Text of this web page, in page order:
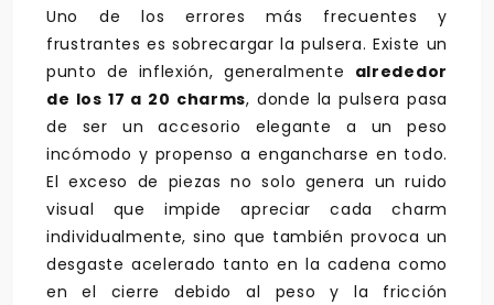
Uno de los errores más frecuentes y
frustrantes es sobrecargar la pulsera. Existe un
punto de inflexión, generalmente alrededor
de los 17 a 20 charms, donde la pulsera pasa
de ser un accesorio elegante a un peso
incómodo y propenso a engancharse en todo.
El exceso de piezas no solo genera un ruido
visual que impide apreciar cada charm
individualmente, sino que también provoca un
desgaste acelerado tanto en la cadena como
en el cierre debido al peso y la fricción